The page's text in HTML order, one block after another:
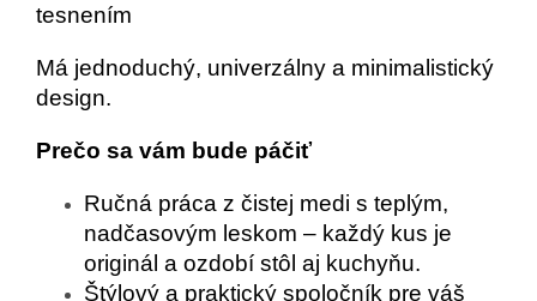
tesnením
Má jednoduchý, univerzálny a minimalistický
design.
Prečo sa vám bude páčiť
Ručná práca z čistej medi s teplým,
nadčasovým leskom – každý kus je
originál a ozdobí stôl aj kuchyňu.
Štýlový a praktický spoločník pre váš